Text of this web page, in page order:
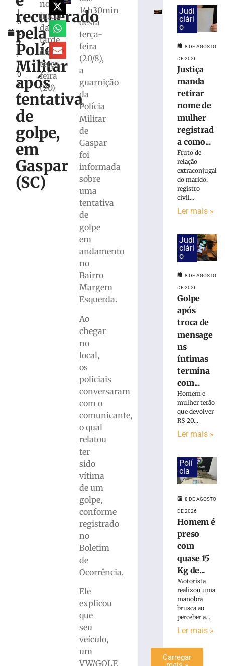
t
o
2
1
,
2
0
2
4
recuperado
pela
Polícia
Militar
após
tentativa
de
golpe,
em
Gaspar
(SC)
no
início
da
tarde
desta
terça-
feira
(20)
14h30min
desta
terça-
feira
(20/8),
a
guarnição
da
Polícia
Militar
de
Gaspar
foi
informada
sobre
uma
tentativa
de
golpe
em
andamento
no
Bairro
Margem
Esquerda.
Ao
chegar
no
local,
os
policiais
conversaram
com o
comunicante,
o qual
relatou
ter
sido
vítima
de um
golpe,
conforme
registrado
no
Boletim
de
Ocorrência.
Ele
explicou
que
seu
veículo,
um
VW/GOLF,
exige
transferências
bancárias
apresentar
problemas
Homem
tropeça
calçada,
atropelado
Bento
maconha
Blumenau
Carregar
Judi
ciári
o
8 DE AGOSTO
DE 2026
Justiça
manda
retirar
nome de
mulher
registrad
a como...
Fruto de
relação
extraconjugal
do marido,
registro
civil...
Ler mais »
Judi
ciári
o
8 DE AGOSTO
DE 2026
Golpe
após
troca de
mensage
ns
íntimas
termina
com...
Homem e
mulher terão
que devolver
R$ 20...
Ler mais »
Polí
cia
8 DE AGOSTO
DE 2026
Homem é
preso
com
quase 15
Kg de...
Motorista
realizou uma
manobra
brusca ao
perceber a...
Ler mais »